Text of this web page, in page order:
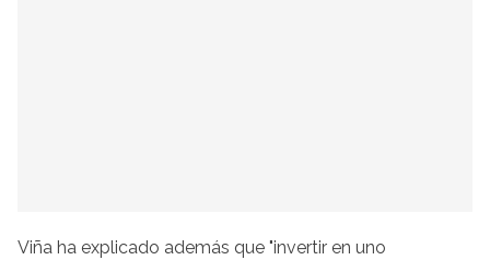
Viña ha explicado además que "invertir en uno